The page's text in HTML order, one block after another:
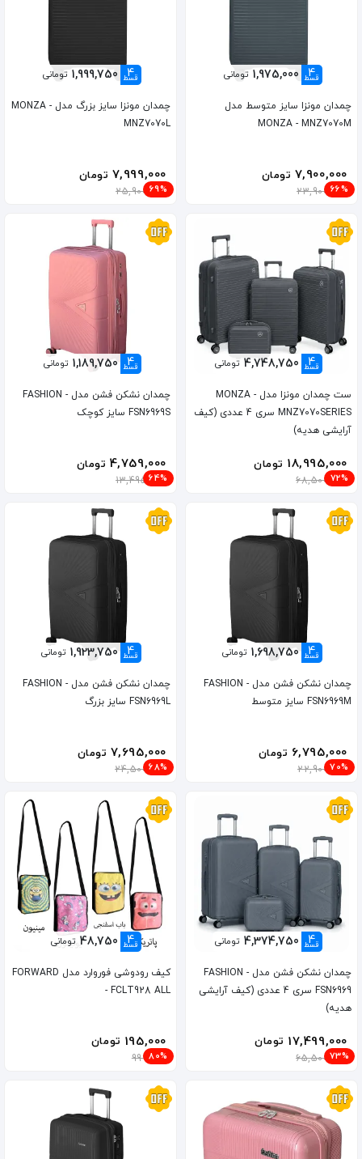
4
قسط 1,975,000 تومانی
چمدان مونزا سایز متوسط مدل
MONZA - MNZ7070M
7,900,000 تومان
23,900,000
66%
4
قسط 1,999,750 تومانی
چمدان مونزا سایز بزرگ مدل MONZA -
MNZ7070L
7,999,000 تومان
25,900,000
69%
4
قسط 4,748,750 تومانی
ست چمدان مونزا مدل MONZA -
MNZ7070SERIES سری 4 عددی (کیف
آرایشی هدیه)
18,995,000 تومان
68,500,000
72%
4
قسط 1,189,750 تومانی
چمدان نشکن فشن مدل FASHION -
FSN6969S سایز کوچک
4,759,000 تومان
13,495,000
64%
4
قسط 1,698,750 تومانی
چمدان نشکن فشن مدل FASHION -
FSN6969M سایز متوسط
6,795,000 تومان
22,900,000
70%
4
قسط 1,923,750 تومانی
چمدان نشکن فشن مدل FASHION -
FSN6969L سایز بزرگ
7,695,000 تومان
24,500,000
68%
4
قسط 4,374,750 تومانی
چمدان نشکن فشن مدل FASHION -
FSN6969 سری 4 عددی (کیف آرایشی
هدیه)
17,499,000 تومان
65,500,000
73%
4
قسط 48,750 تومانی
کیف رودوشی فوروارد مدل FORWARD
- FCLT928 ALL
195,000 تومان
999,000
80%